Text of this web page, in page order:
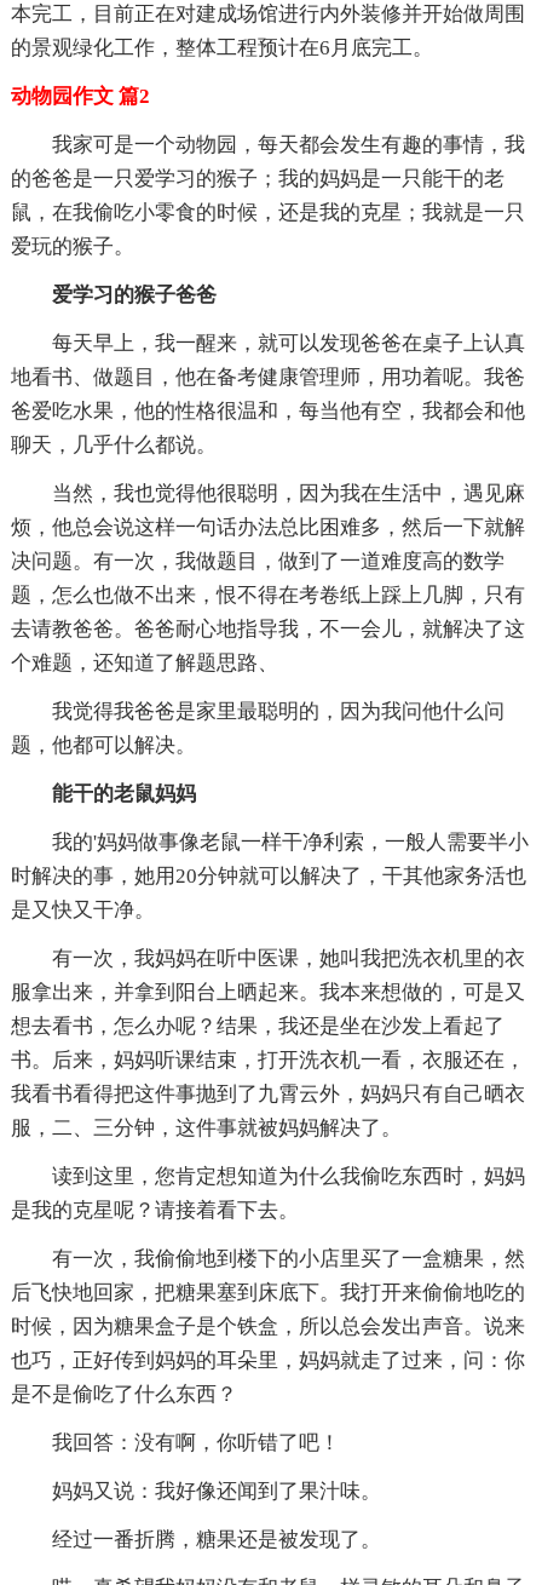
本完工，目前正在对建成场馆进行内外装修并开始做周围
的景观绿化工作，整体工程预计在6月底完工。
动物园作文 篇2
我家可是一个动物园，每天都会发生有趣的事情，我
的爸爸是一只爱学习的猴子；我的妈妈是一只能干的老
鼠，在我偷吃小零食的时候，还是我的克星；我就是一只
爱玩的猴子。
爱学习的猴子爸爸
每天早上，我一醒来，就可以发现爸爸在桌子上认真
地看书、做题目，他在备考健康管理师，用功着呢。我爸
爸爱吃水果，他的性格很温和，每当他有空，我都会和他
聊天，几乎什么都说。
当然，我也觉得他很聪明，因为我在生活中，遇见麻
烦，他总会说这样一句话办法总比困难多，然后一下就解
决问题。有一次，我做题目，做到了一道难度高的数学
题，怎么也做不出来，恨不得在考卷纸上踩上几脚，只有
去请教爸爸。爸爸耐心地指导我，不一会儿，就解决了这
个难题，还知道了解题思路、
我觉得我爸爸是家里最聪明的，因为我问他什么问
题，他都可以解决。
能干的老鼠妈妈
我的'妈妈做事像老鼠一样干净利索，一般人需要半小
时解决的事，她用20分钟就可以解决了，干其他家务活也
是又快又干净。
有一次，我妈妈在听中医课，她叫我把洗衣机里的衣
服拿出来，并拿到阳台上晒起来。我本来想做的，可是又
想去看书，怎么办呢？结果，我还是坐在沙发上看起了
书。后来，妈妈听课结束，打开洗衣机一看，衣服还在，
我看书看得把这件事抛到了九霄云外，妈妈只有自己晒衣
服，二、三分钟，这件事就被妈妈解决了。
读到这里，您肯定想知道为什么我偷吃东西时，妈妈
是我的克星呢？请接着看下去。
有一次，我偷偷地到楼下的小店里买了一盒糖果，然
后飞快地回家，把糖果塞到床底下。我打开来偷偷地吃的
时候，因为糖果盒子是个铁盒，所以总会发出声音。说来
也巧，正好传到妈妈的耳朵里，妈妈就走了过来，问：你
是不是偷吃了什么东西？
我回答：没有啊，你听错了吧！
妈妈又说：我好像还闻到了果汁味。
经过一番折腾，糖果还是被发现了。